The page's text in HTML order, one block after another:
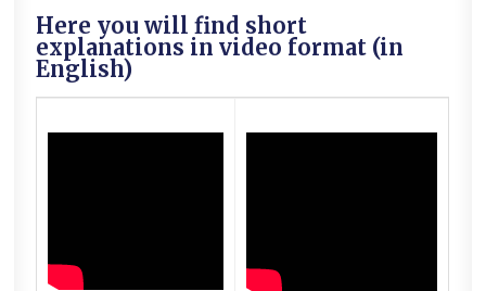
Here you will find short
explanations in video format (in
English)